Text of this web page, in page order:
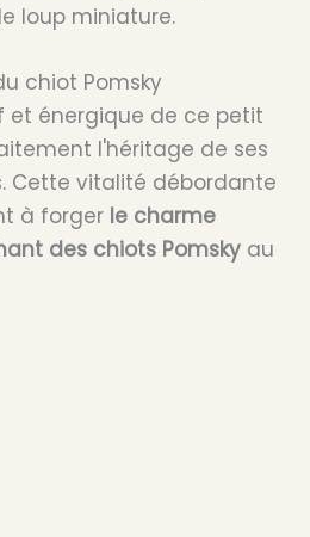
loup miniature.
chiot Pomsky
et énergique de ce petit
l'héritage de ses
Cette vitalité débordante
à forger le charme
des chiots Pomsky au